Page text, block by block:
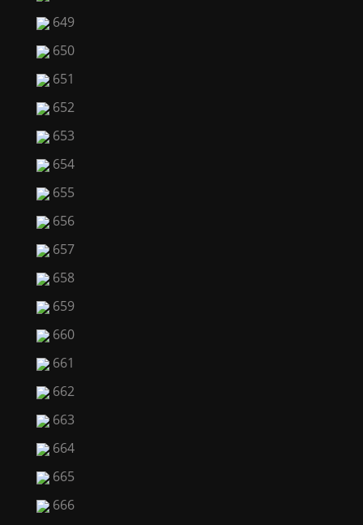
649
650
651
652
653
654
655
656
657
658
659
660
661
662
663
664
665
666